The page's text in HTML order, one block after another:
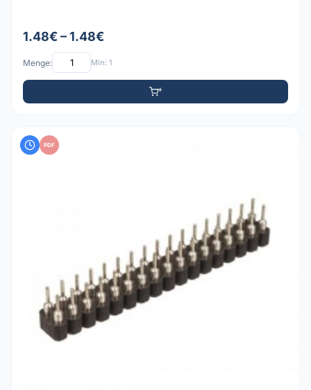
1.48€ – 1.48€
Menge: Min: 1
PDF